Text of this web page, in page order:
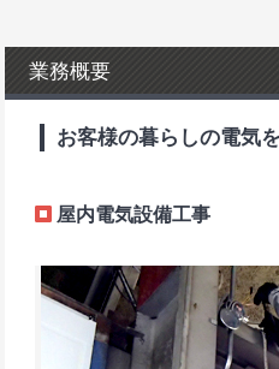
業務概要
お客様の暮らしの電気
屋内電気設備工事